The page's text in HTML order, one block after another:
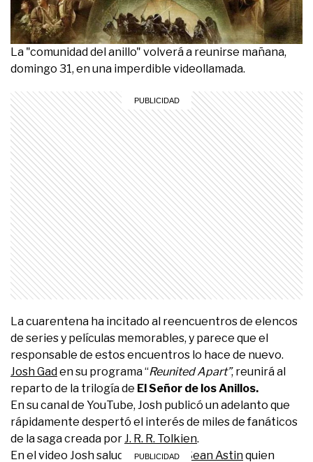
La "comunidad del anillo" volverá a reunirse mañana,
domingo 31, en una imperdible videollamada.
La cuarentena ha incitado al reencuentros de elencos
de series y películas memorables, y parece que el
responsable de estos encuentros lo hace de nuevo.
Josh Gaden su programa “Reunited Apart”, reunirá al
reparto de la trilogía de El Señor de los Anillos.
En su canal de YouTube, Josh publicó un adelanto que
rápidamente despertó el interés de miles de fanáticos
de la saga creada por J. R. R. Tolkien.
En el video Josh saluda primero a
Sean Astinquien